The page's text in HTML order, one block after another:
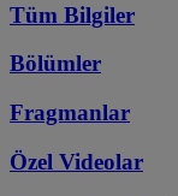
Tüm Bilgiler
Bölümler
Fragmanlar
Özel Videolar